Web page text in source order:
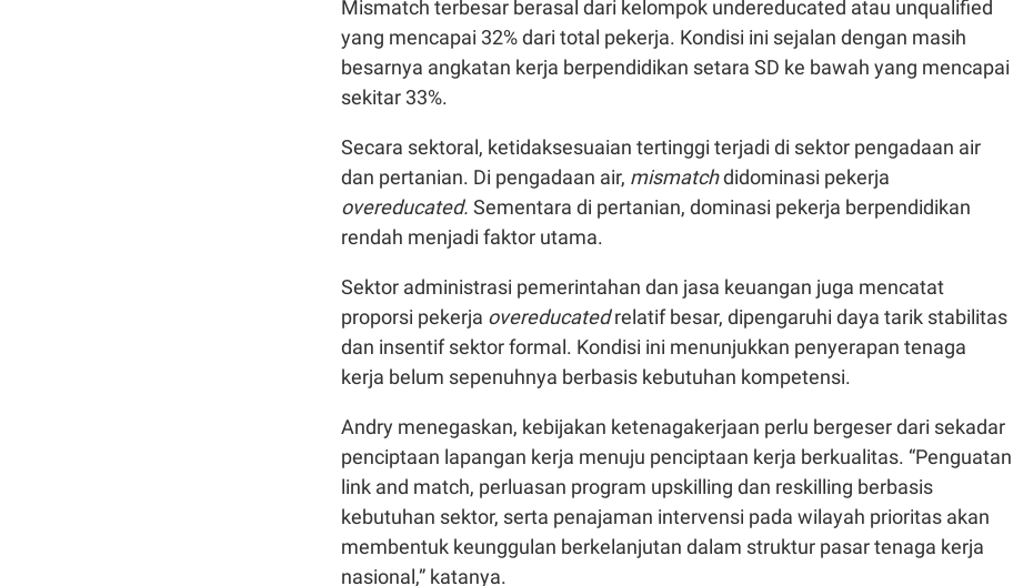
Mismatch terbesar berasal dari kelompok undereducated atau unqualified
yang mencapai 32% dari total pekerja. Kondisi ini sejalan dengan masih
besarnya angkatan kerja berpendidikan setara SD ke bawah yang mencapai
sekitar 33%.
Secara sektoral, ketidaksesuaian tertinggi terjadi di sektor pengadaan air
dan pertanian. Di pengadaan air, mismatchdidominasi pekerja
overeducated. Sementara di pertanian, dominasi pekerja berpendidikan
rendah menjadi faktor utama.
Sektor administrasi pemerintahan dan jasa keuangan juga mencatat
proporsi pekerja overeducatedrelatif besar, dipengaruhi daya tarik stabilitas
dan insentif sektor formal. Kondisi ini menunjukkan penyerapan tenaga
kerja belum sepenuhnya berbasis kebutuhan kompetensi.
Andry menegaskan, kebijakan ketenagakerjaan perlu bergeser dari sekadar
penciptaan lapangan kerja menuju penciptaan kerja berkualitas. “Penguatan
link and match, perluasan program upskilling dan reskilling berbasis
kebutuhan sektor, serta penajaman intervensi pada wilayah prioritas akan
membentuk keunggulan berkelanjutan dalam struktur pasar tenaga kerja
nasional,” katanya.